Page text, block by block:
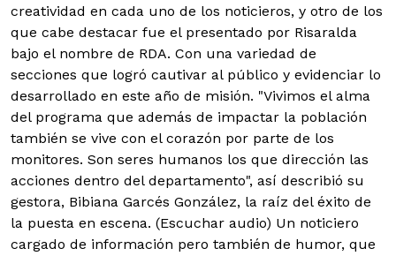
creatividad en cada uno de los noticieros, y otro de los
que cabe destacar fue el presentado por Risaralda
bajo el nombre de RDA. Con una variedad de
secciones que logró cautivar al público y evidenciar lo
desarrollado en este año de misión. "Vivimos el alma
del programa que además de impactar la población
también se vive con el corazón por parte de los
monitores. Son seres humanos los que dirección las
acciones dentro del departamento", así describió su
gestora, Bibiana Garcés González, la raíz del éxito de
la puesta en escena. (Escuchar audio) Un noticiero
cargado de información pero también de humor, que